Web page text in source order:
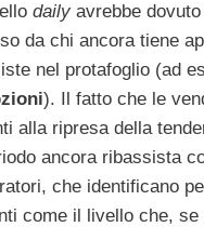
daily avrebbe
da chi ancora tiene
nel protafoglio (ad
). Il fatto che le
alla ripresa della
ancora ribassista
che identificano
come il livello che, se